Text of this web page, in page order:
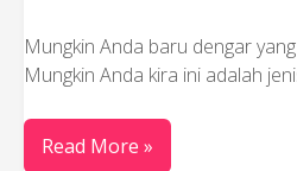
Mungkin Anda baru dengar
Mungkin Anda kira ini adalah
Read More »